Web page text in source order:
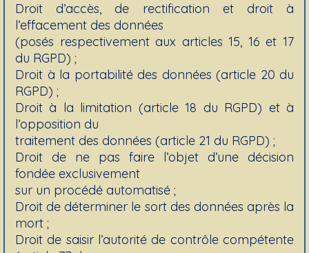
Droit d’accès, de rectification et droit à
l’effacement des données
(posés respectivement aux articles 15, 16 et 17
du RGPD) ;
Droit à la portabilité des données (article 20 du
RGPD) ;
Droit à la limitation (article 18 du RGPD) et à
l’opposition du
traitement des données (article 21 du RGPD) ;
Droit de ne pas faire l’objet d’une décision
fondée exclusivement
sur un procédé automatisé ;
Droit de déterminer le sort des données après la
mort ;
Droit de saisir l’autorité de contrôle compétente